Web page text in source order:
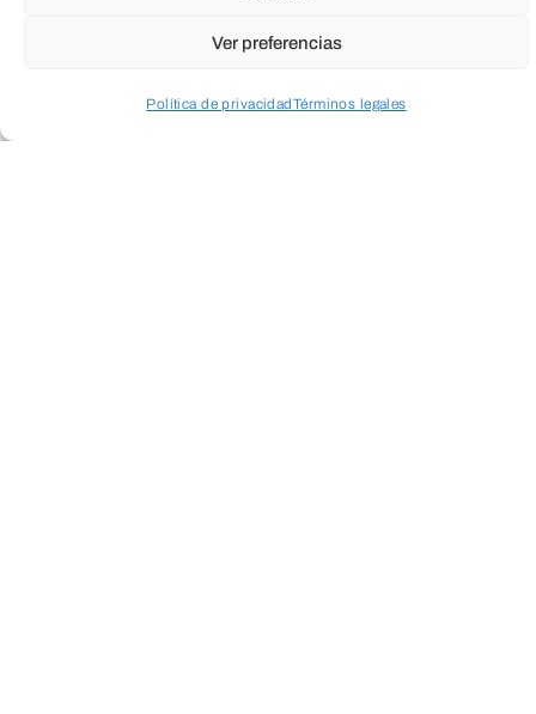
Ver preferencias
Política de privacidadTérminos legales